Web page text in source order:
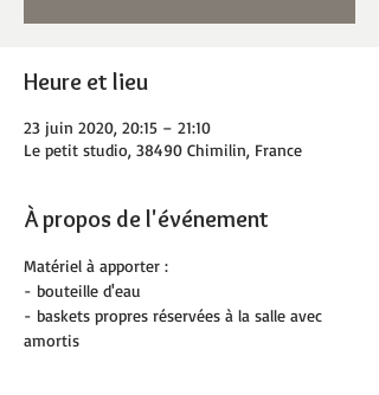
Heure et lieu
23 juin 2020, 20:15 – 21:10
Le petit studio, 38490 Chimilin, France
À propos de l'événement
Matériel à apporter :
- bouteille d'eau
- baskets propres réservées à la salle avec
amortis